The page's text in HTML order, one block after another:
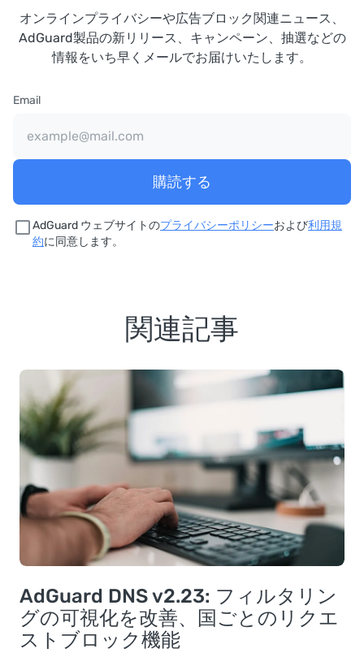
オンラインプライバシーや広告ブロック関連ニュース、
AdGuard製品の新リリース、キャンペーン、抽選などの
情報をいち早くメールでお届けいたします。
Email
購読する
AdGuard ウェブサイトのプライバシーポリシーおよび利用規
約に同意します。
関連記事
AdGuard DNS v2.23: フィルタリン
グの可視化を改善、国ごとのリクエ
ストブロック機能